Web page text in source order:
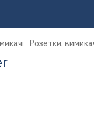
Розетки,